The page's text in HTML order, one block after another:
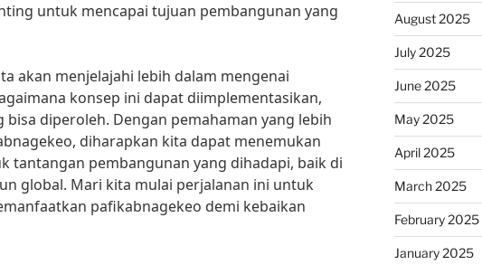
untuk mencapai tujuan pembangunan yang
akan menjelajahi lebih dalam mengenai
konsep ini dapat diimplementasikan,
bisa diperoleh. Dengan pemahaman yang lebih
diharapkan kita dapat menemukan
tantangan pembangunan yang dihadapi, baik di
global. Mari kita mulai perjalanan ini untuk
pafikabnagekeo demi kebaikan
August 2025
July 2025
June 2025
May 2025
April 2025
March 2025
February 2025
January 2025